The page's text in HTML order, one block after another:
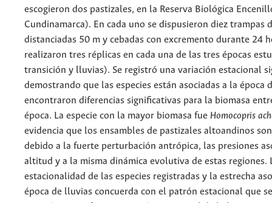
escogieron dos pastizales, en la Reserva Biológica
Cundinamarca). En cada uno se dispusieron diez trampas
distanciadas 50 m y cebadas con excremento durante 24
realizaron tres réplicas en cada una de las tres épocas
transición y lluvias). Se registró una variación estacional
demostrando que las especies están asociadas a la época
encontraron diferencias significativas para la biomasa
época. La especie con la mayor biomasa fue Homocopris
evidencia que los ensambles de pastizales altoandinos
debido a la fuerte perturbación antrópica, las presiones
altitud y a la misma dinámica evolutiva de estas regiones.
estacionalidad de las especies registradas y la estrecha
época de lluvias concuerda con el patrón estacional que